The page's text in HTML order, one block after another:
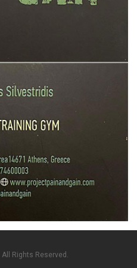
Rights Reserved.